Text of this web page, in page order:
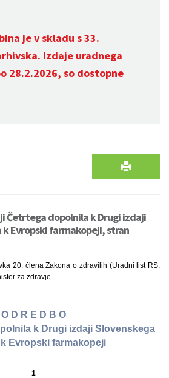
je v skladu s 33.
Izdaje uradnega
28.2.2026, so dostopne
Četrtega dopolnila k Drugi izdaji
Evropski farmakopeji, stran
20. člena Zakona o zdravilih (Uradni list RS,
za zdravje
O D R E D B O
k Drugi izdaji Slovenskega
Evropski farmakopeji
1